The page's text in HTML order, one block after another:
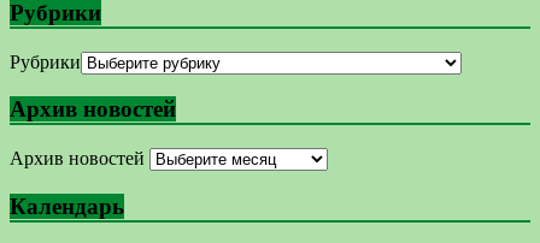
Рубрики
Рубрики
Архив новостей
Архив новостей
Календарь